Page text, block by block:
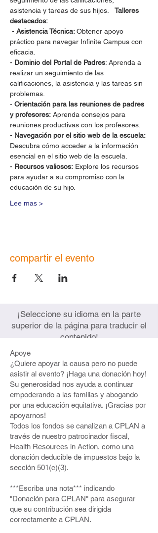
asistencia y tareas de sus hijos. Talleres
destacados:
- Asistencia Técnica: Obtener apoyo
práctico para navegar Infinite Campus con
eficacia.
- Dominio del Portal de Padres: Aprenda a
realizar un seguimiento de las
calificaciones, la asistencia y las tareas sin
problemas.
- Orientación para las reuniones de padres
y profesores: Aprenda consejos para
reuniones productivas con los profesores.
- Navegación por el sitio web de la escuela:
Descubra cómo acceder a la información
esencial en el sitio web de la escuela.
- Recursos valiosos: Explore los recursos
para ayudar a su compromiso con la
educación de su hijo.
Lee mas >
compartir el evento
¡Seleccione su idioma en la parte
superior de la página para traducir el
contenido!
Apoye
¿Quiere apoyar la causa pero no puede
asistir al evento? ¡Haga una donación hoy!
Su generosidad nos ayuda a continuar
empoderando a las familias y abogando
por una educación equitativa. ¡Gracias por
apoyarnos!
Todos los fondos se canalizan a CPLAN a
través de nuestro patrocinador fiscal,
Health Resources in Action, como una
donación deducible de impuestos bajo la
sección 501(c)(3).
***Escriba una nota*** indicando
"Donación para CPLAN" para asegurar
que su contribución sea dirigida
correctamente a CPLAN.